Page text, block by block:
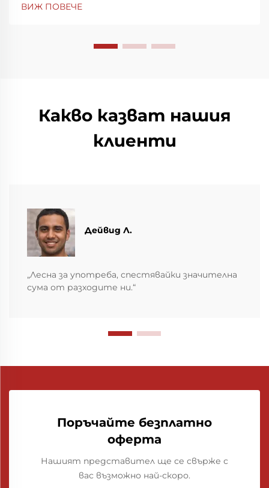
прецизността на производството —
ВИЖ ПОВЕЧЕ
Какво казват нашия
клиенти
Дейвид Л.
„Лесна за употреба, спестявайки значителна
сума от разходите ни.“
Поръчайте безплатно
оферта
Нашият представител ще се свърже с
вас възможно най-скоро.